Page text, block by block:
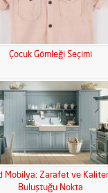
Çocuk Gömleği Seçimi
Mobilya: Zarafet ve
Buluştuğu Nokta